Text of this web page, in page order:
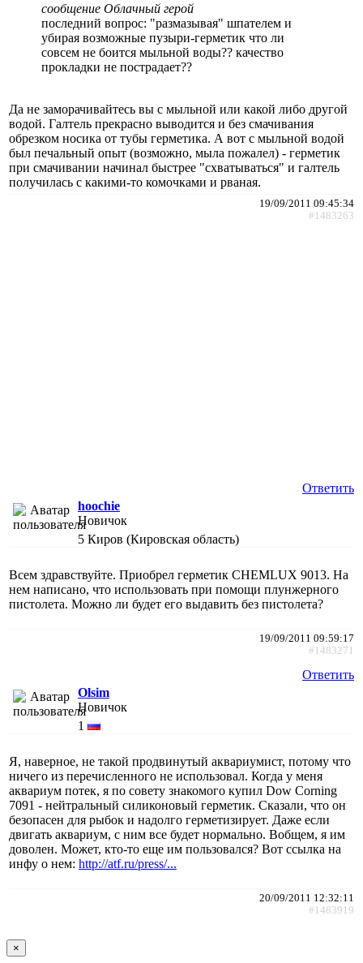
сообщение Облачный герой
последний вопрос: "размазывая" шпателем и
убирая возможные пузыри-герметик что ли
совсем не боится мыльной воды?? качество
прокладки не пострадает??
Да не заморачивайтесь вы с мыльной или какой либо другой
водой. Галтель прекрасно выводится и без смачивания
обрезком носика от тубы герметика. А вот с мыльной водой
был печальный опыт (возможно, мыла пожалел) - герметик
при смачивании начинал быстрее "схватываться" и галтель
получилась с какими-то комочками и рваная.
19/09/2011 09:45:34
#1483263
Ответить
hoochie
Новичок
5 Киров (Кировская область)
Всем здравствуйте. Приобрел герметик CHEMLUX 9013. На
нем написано, что использовать при помощи плунжерного
пистолета. Можно ли будет его выдавить без пистолета?
19/09/2011 09:59:17
#1483271
Ответить
Olsim
Новичок
1
Я, наверное, не такой продвинутый аквариумист, потому что
ничего из перечисленного не использовал. Когда у меня
аквариум потек, я по совету знакомого купил Dow Corning
7091 - нейтральный силиконовый герметик. Сказали, что он
безопасен для рыбок и надолго герметизирует. Даже если
двигать аквариум, с ним все будет нормально. Вобщем, я им
доволен. Может, кто-то еще им пользовался? Вот ссылка на
инфу о нем: http://atf.ru/press/...
20/09/2011 12:32:11
#1483919
×